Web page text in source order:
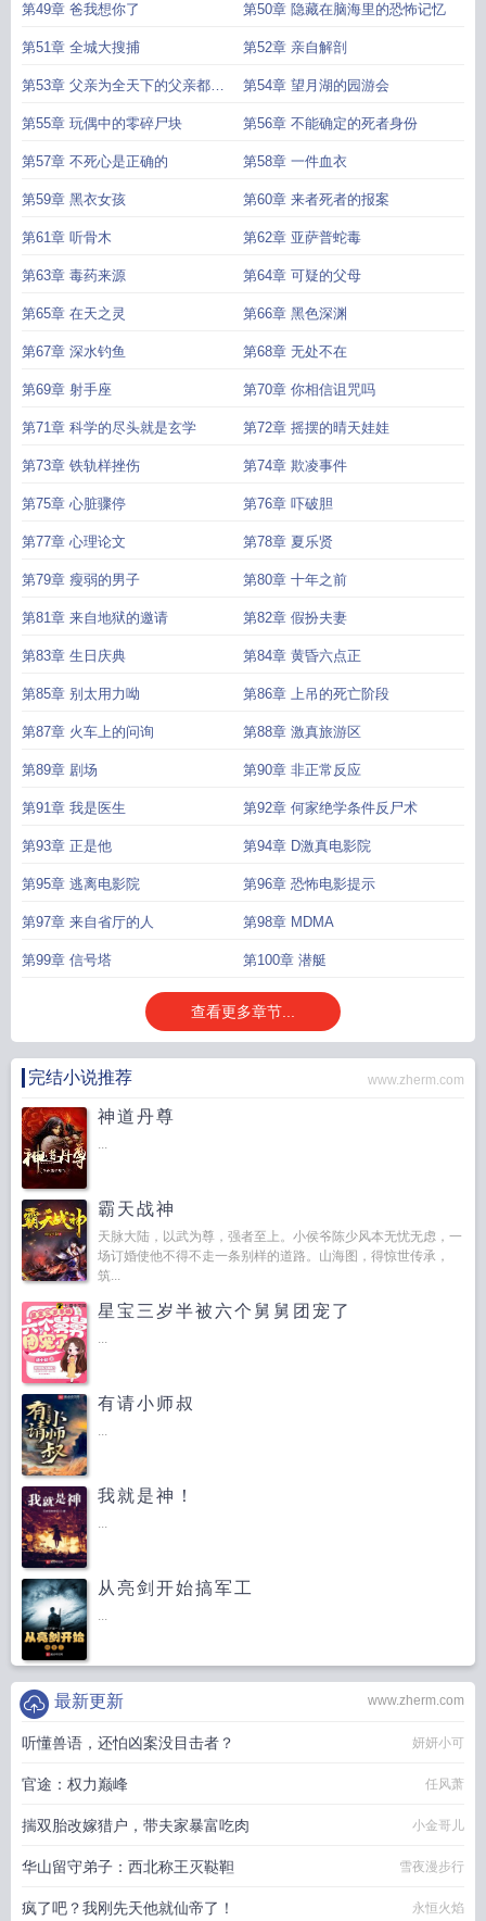
第49章 爸我想你了 第50章 隐藏在脑海里的恐怖记忆
第51章 全城大搜捕 第52章 亲自解剖
第53章 父亲为全天下的父亲都敬
上一杯明天开始新的案件
第54章 望月湖的园游会
第55章 玩偶中的零碎尸块 第56章 不能确定的死者身份
第57章 不死心是正确的 第58章 一件血衣
第59章 黑衣女孩 第60章 来者死者的报案
第61章 听骨木 第62章 亚萨普蛇毒
第63章 毒药来源 第64章 可疑的父母
第65章 在天之灵 第66章 黑色深渊
第67章 深水钓鱼 第68章 无处不在
第69章 射手座 第70章 你相信诅咒吗
第71章 科学的尽头就是玄学 第72章 摇摆的晴天娃娃
第73章 铁轨样挫伤 第74章 欺凌事件
第75章 心脏骤停 第76章 吓破胆
第77章 心理论文 第78章 夏乐贤
第79章 瘦弱的男子 第80章 十年之前
第81章 来自地狱的邀请 第82章 假扮夫妻
第83章 生日庆典 第84章 黄昏六点正
第85章 别太用力呦 第86章 上吊的死亡阶段
第87章 火车上的问询 第88章 激真旅游区
第89章 剧场 第90章 非正常反应
第91章 我是医生 第92章 何家绝学条件反尸术
第93章 正是他 第94章 D激真电影院
第95章 逃离电影院 第96章 恐怖电影提示
第97章 来自省厅的人 第98章 MDMA
第99章 信号塔 第100章 潜艇
查看更多章节...
完结小说推荐 www.zherm.com
神道丹尊
...
霸天战神
天脉大陆，以武为尊，强者至上。小侯爷陈少风本无忧无虑，一
场订婚使他不得不走一条别样的道路。山海图，得惊世传承，
筑...
星宝三岁半被六个舅舅团宠了
...
有请小师叔
...
我就是神！
...
从亮剑开始搞军工
...
www.zherm.com
最新更新
听懂兽语，还怕凶案没目击者？ 妍妍小可
官途：权力巅峰 任风萧
揣双胎改嫁猎户，带夫家暴富吃肉 小金哥儿
华山留守弟子：西北称王灭鞑靼 雪夜漫步行
疯了吧？我刚先天他就仙帝了！ 永恒火焰